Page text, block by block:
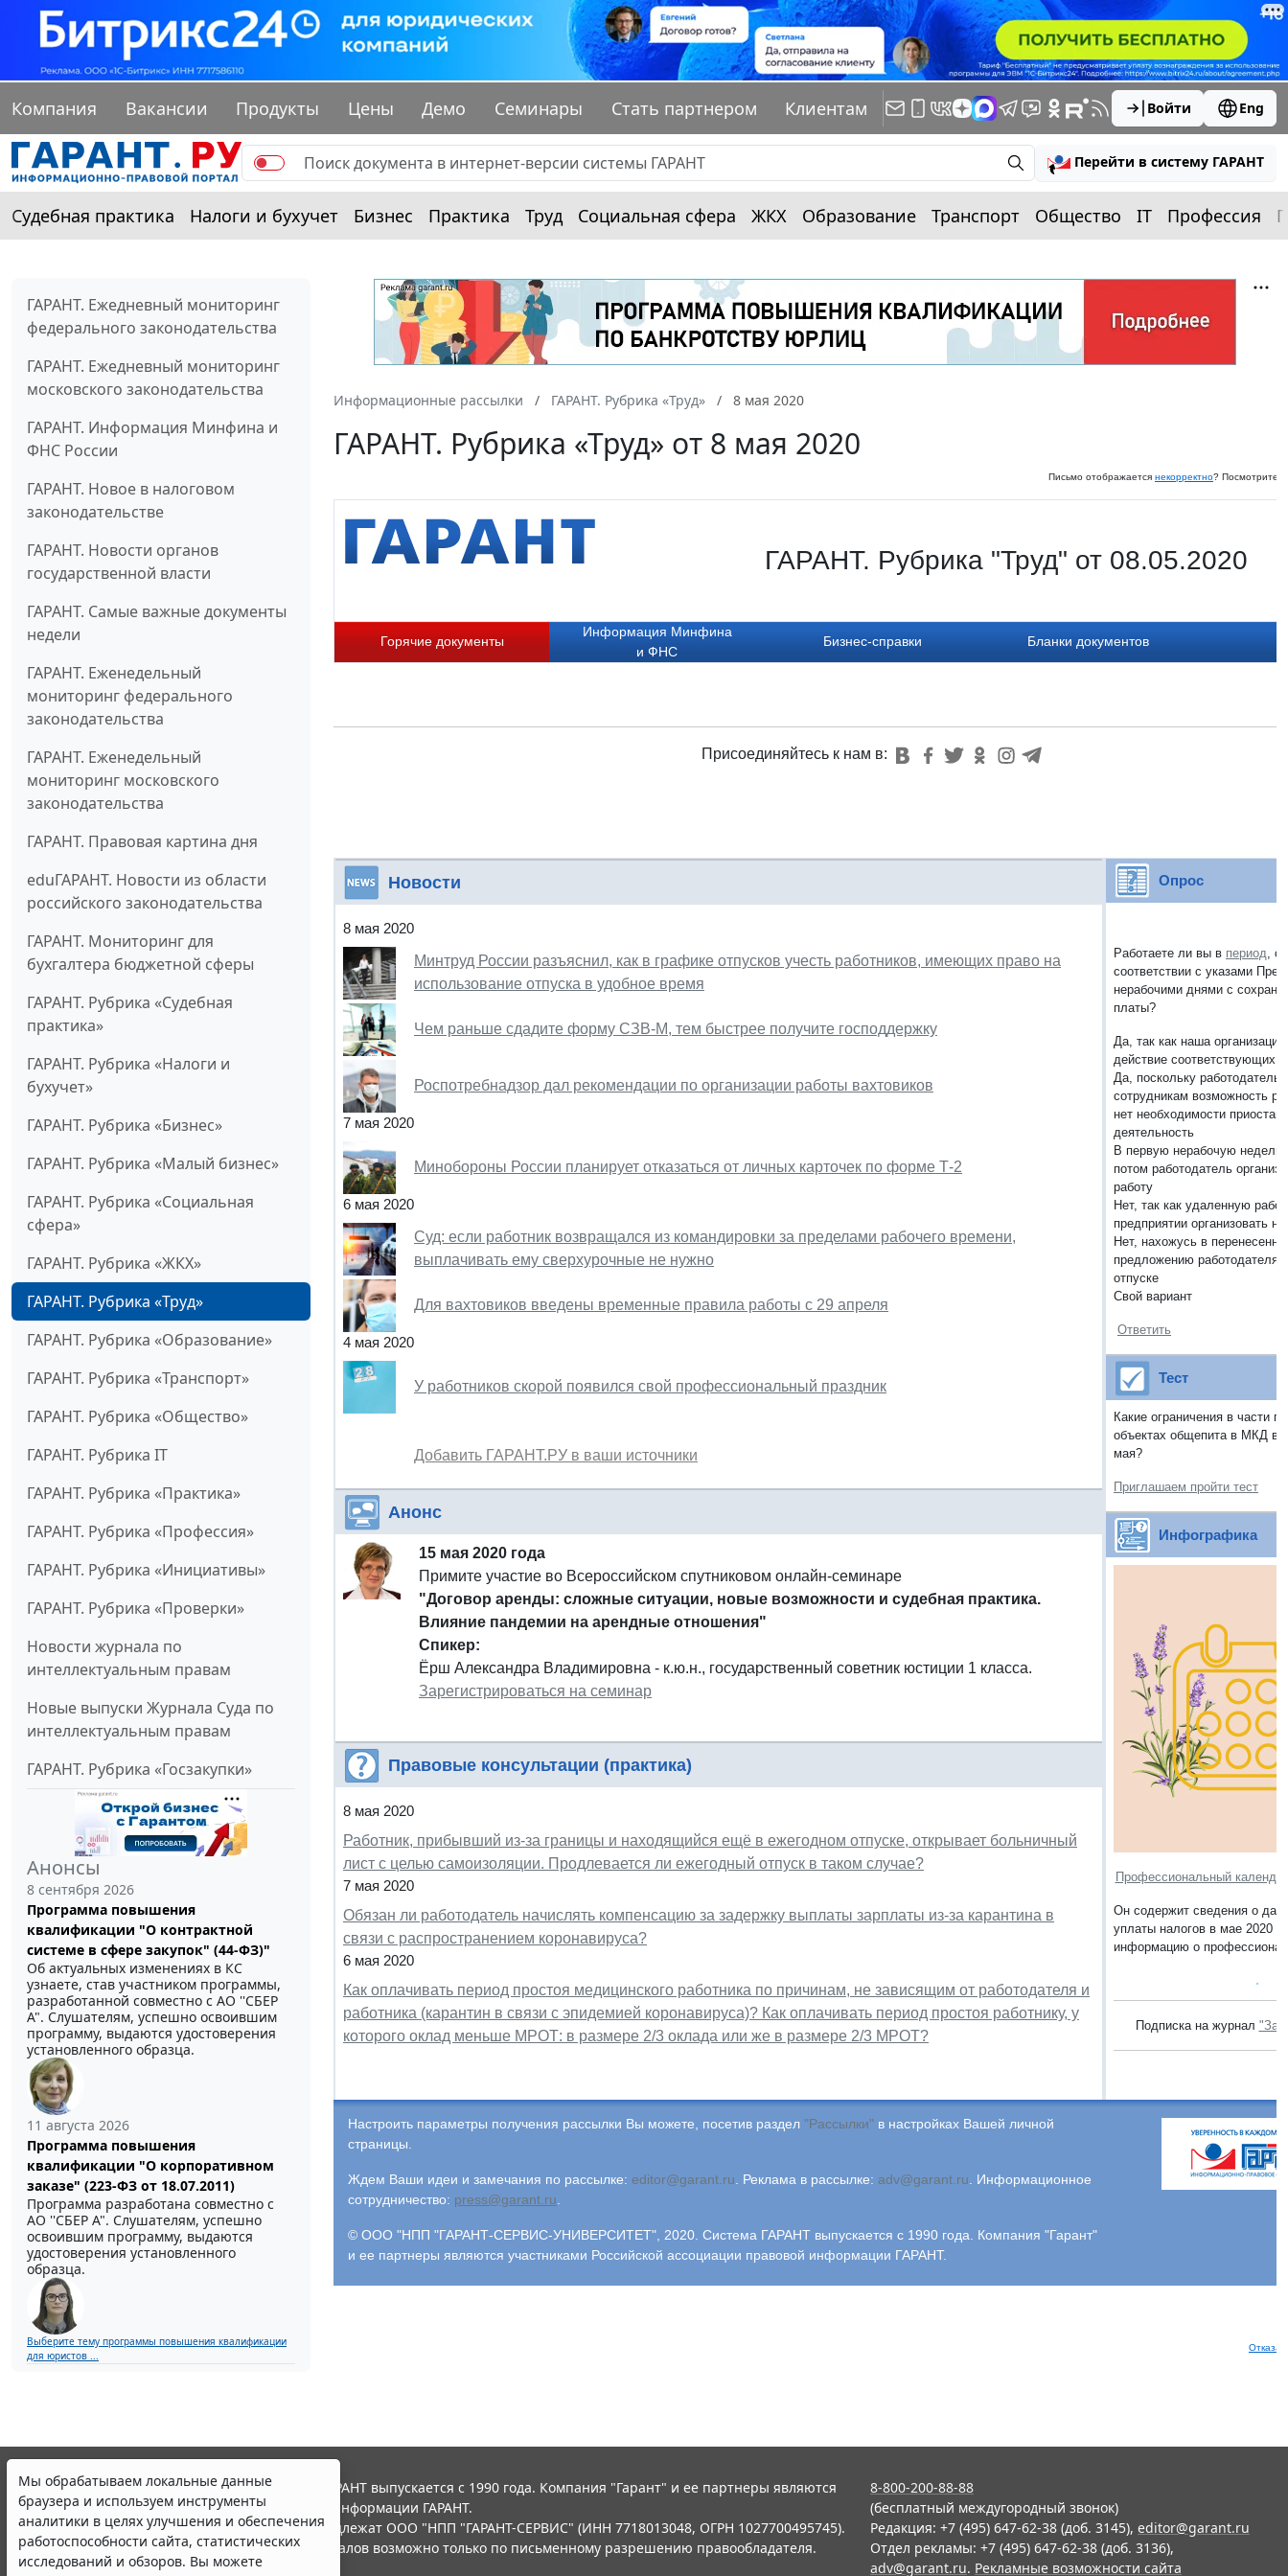
Компания Вакансии Продукты Цены Демо Семинары Стать партнером Клиентам Войти Eng
Перейти в систему ГАРАНТ
Судебная практика Налоги и бухучет Бизнес Практика Труд Социальная сфера ЖКХ Образование Транспорт Общество IT Профессия
ГАРАНТ. Ежедневный мониторинг
федерального законодательства
ГАРАНТ. Ежедневный мониторинг
московского законодательства
ГАРАНТ. Информация Минфина и
ФНС России
ГАРАНТ. Новое в налоговом
законодательстве
ГАРАНТ. Новости органов
государственной власти
ГАРАНТ. Самые важные документы
недели
ГАРАНТ. Еженедельный
мониторинг федерального
законодательства
ГАРАНТ. Еженедельный
мониторинг московского
законодательства
ГАРАНТ. Правовая картина дня
eduГАРАНТ. Новости из области
российского законодательства
ГАРАНТ. Мониторинг для
бухгалтера бюджетной сферы
ГАРАНТ. Рубрика «Судебная
практика»
ГАРАНТ. Рубрика «Налоги и
бухучет»
ГАРАНТ. Рубрика «Бизнес»
ГАРАНТ. Рубрика «Малый бизнес»
ГАРАНТ. Рубрика «Социальная
сфера»
ГАРАНТ. Рубрика «ЖКХ»
ГАРАНТ. Рубрика «Труд»
ГАРАНТ. Рубрика «Образование»
ГАРАНТ. Рубрика «Транспорт»
ГАРАНТ. Рубрика «Общество»
ГАРАНТ. Рубрика IT
ГАРАНТ. Рубрика «Практика»
ГАРАНТ. Рубрика «Профессия»
ГАРАНТ. Рубрика «Инициативы»
ГАРАНТ. Рубрика «Проверки»
Новости журнала по
интеллектуальным правам
Новые выпуски Журнала Суда по
интеллектуальным правам
ГАРАНТ. Рубрика «Госзакупки»
Анонсы
8 сентября 2026
Программа повышения
квалификации "О контрактной
системе в сфере закупок" (44-ФЗ)"
Об актуальных изменениях в КС
узнаете, став участником программы,
разработанной совместно с АО ''СБЕР
А". Слушателям, успешно освоившим
программу, выдаются удостоверения
установленного образца.
11 августа 2026
Программа повышения
квалификации "О корпоративном
заказе" (223-ФЗ от 18.07.2011)
Программа разработана совместно с
АО ''СБЕР А". Слушателям, успешно
освоившим программу, выдаются
удостоверения установленного
образца.
Выберите тему программы повышения квалификации
для юристов ...
Информационные рассылки ГАРАНТ. Рубрика «Труд» 8 мая 2020
ГАРАНТ. Рубрика «Труд» от 8 мая 2020
Письмо отображается некорректно? Посмотрите
ГАРАНТ. Рубрика "Труд" от 08.05.2020
Горячие документы
Информация Минфина
и ФНС
Бизнес-справки Бланки документов
Присоединяйтесь к нам в:
Новости
8 мая 2020
Минтруд России разъяснил, как в графике отпусков учесть работников, имеющих право на
использование отпуска в удобное время
Чем раньше сдадите форму СЗВ-М, тем быстрее получите господдержку
Роспотребнадзор дал рекомендации по организации работы вахтовиков
7 мая 2020
Минобороны России планирует отказаться от личных карточек по форме Т-2
6 мая 2020
Суд: если работник возвращался из командировки за пределами рабочего времени,
выплачивать ему сверхурочные не нужно
Для вахтовиков введены временные правила работы с 29 апреля
4 мая 2020
У работников скорой появился свой профессиональный праздник
Добавить ГАРАНТ.РУ в ваши источники
Анонс
15 мая 2020 года
Примите участие во Всероссийском спутниковом онлайн-семинаре
"Договор аренды: сложные ситуации, новые возможности и судебная практика.
Влияние пандемии на арендные отношения"
Спикер:
Ёрш Александра Владимировна - к.ю.н., государственный советник юстиции 1 класса.
Зарегистрироваться на семинар
Правовые консультации (практика)
8 мая 2020
Работник, прибывший из-за границы и находящийся ещё в ежегодном отпуске, открывает больничный
лист с целью самоизоляции. Продлевается ли ежегодный отпуск в таком случае?
7 мая 2020
Обязан ли работодатель начислять компенсацию за задержку выплаты зарплаты из-за карантина в
связи с распространением коронавируса?
6 мая 2020
Как оплачивать период простоя медицинского работника по причинам, не зависящим от работодателя и
работника (карантин в связи с эпидемией коронавируса)? Как оплачивать период простоя работнику, у
которого оклад меньше МРОТ: в размере 2/3 оклада или же в размере 2/3 МРОТ?
Опрос
Работаете ли вы в период,
соответствии с указами
нерабочими днями с
платы?
Да, так как наша
действие соответствующих
Да, поскольку работодатель
сотрудникам возможность
нет необходимости
деятельность
В первую нерабочую неделю
потом работодатель
работу
Нет, так как удаленную
предприятии организовать
Нет, нахожусь в
предложению работодателя
отпуске
Свой вариант
Ответить
Тест
Какие ограничения в части
объектах общепита в МКД
мая?
Приглашаем пройти тест
Инфографика
Профессиональный
Он содержит сведения о
уплаты налогов в мае 2020
информацию о
Подписка на журнал
Настроить параметры получения рассылки Вы можете, посетив раздел "Рассылки" в настройках Вашей личной
страницы.
Ждем Ваши идеи и замечания по рассылке: editor@garant.ru. Реклама в рассылке: adv@garant.ru. Информационное
сотрудничество: press@garant.ru.
© ООО "НПП "ГАРАНТ-СЕРВИС-УНИВЕРСИТЕТ", 2020. Система ГАРАНТ выпускается с 1990 года. Компания "Гарант"
и ее партнеры являются участниками Российской ассоциации правовой информации ГАРАНТ.
Мы обрабатываем локальные данные
браузера и используем инструменты
аналитики в целях улучшения и обеспечения
работоспособности сайта, статистических
исследований и обзоров. Вы можете
© ООО "НПП "ГАРАНТ-СЕРВИС", 2026. Система ГАРАНТ выпускается с 1990 года. Компания "Гарант" и ее партнеры являются
участниками Российской ассоциации правовой информации ГАРАНТ.
Все права на материалы сайта ГАРАНТ.РУ принадлежат ООО "НПП "ГАРАНТ-СЕРВИС" (ИНН 7718013048, ОГРН 1027700495745).
Полное или частичное воспроизведение материалов возможно только по письменному разрешению правообладателя.
Правила использования портала.
8-800-200-88-88
(бесплатный междугородный звонок)
Редакция: +7 (495) 647-62-38 (доб. 3145), editor@garant.ru
Отдел рекламы: +7 (495) 647-62-38 (доб. 3136),
adv@garant.ru. Рекламные возможности сайта